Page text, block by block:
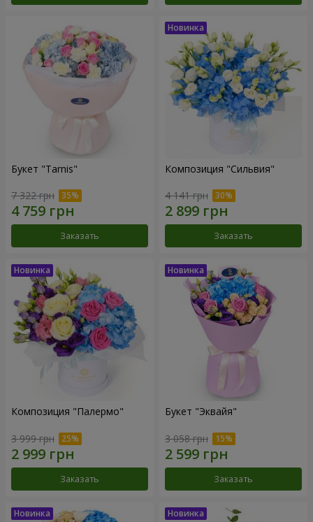
Букет "Tarnis"
7 322 грн
Заказать
Композиция "Сильвия"
4 141 грн
Заказать
Композиция "Палермо"
3 999 грн
Заказать
Букет "Эквайя"
3 058 грн
Заказать